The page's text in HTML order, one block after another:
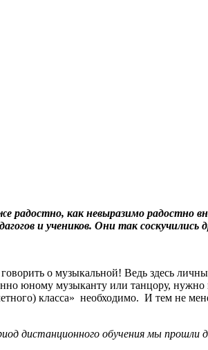
как невыразимо радостно
и учеников. Они так
о музыкальной! Ведь здесь
юному музыканту или танцору, нужно
класса» необходимо. И тем не
дистанционного обучения мы